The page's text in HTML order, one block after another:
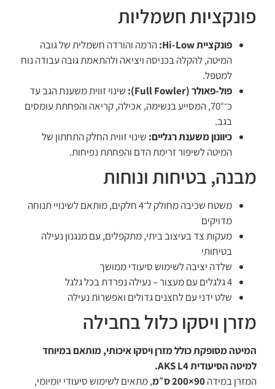
פונקציות חשמליות
פונקציית Hi-Low:
הרמה והורדה חשמלית של גובה
המיטה, להקלה בכניסה ויציאה ולהתאמת גובה עבודה נוח
למטפל.
פול-פאולר (Full Fowler):
שינוי זווית משענת הגב עד
כ־70°, המסייע בנשימה, אכילה, קריאה והפחתת עומסים
בגב.
כיוונון משענת רגליים: שינוי זווית החלק התחתון של
המיטה לשיפור זרימת הדם והפחתת נפיחות.
מבנה, בטיחות ונוחות
משטח שכיבה מחולק ל־4 חלקים, מותאם לשינויי תנוחה
מדויקים
מעקות צד בעיצוב ביתי, מתקפלים, עם מנגנון נעילה
בטיחותי
שלדה יציבה לשימוש סיעודי ממושך
4 גלגלים עם מעצור – נעילה נפרדת בכל גלגל
שלט ידני עם לחצנים גדולים ואפשרות נעילה
מזרן ויסקו כלול בחבילה
המיטה מסופקת כולל מזרן ויסקו איכותי, מותאם במיוחד
למיטה הסיעודית AKS L4.
המזרן במידה90×200 ס״מ
, מתאים לשימוש סיעודי יומיומי,